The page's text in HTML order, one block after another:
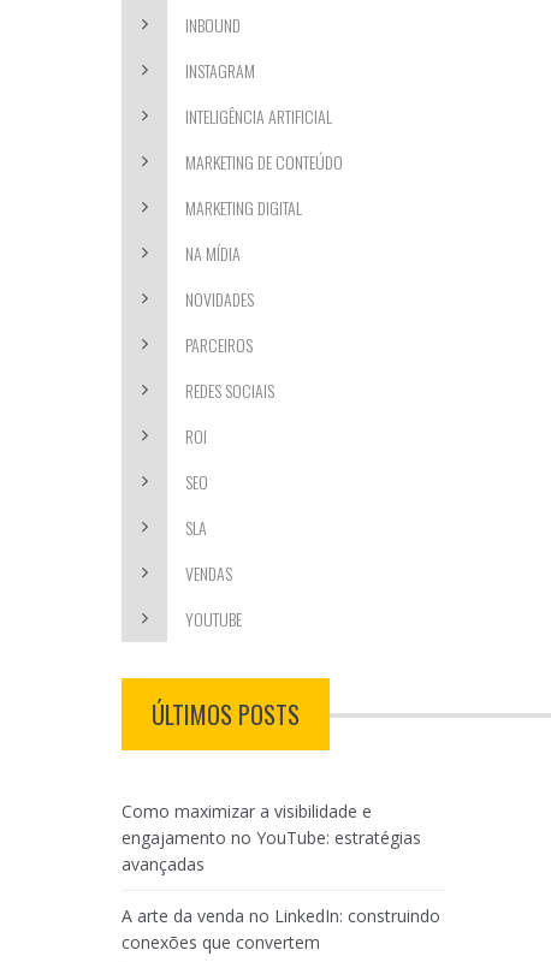
INBOUND
INSTAGRAM
INTELIGÊNCIA ARTIFICIAL
MARKETING DE CONTEÚDO
MARKETING DIGITAL
NA MÍDIA
NOVIDADES
PARCEIROS
REDES SOCIAIS
ROI
SEO
SLA
VENDAS
YOUTUBE
ÚLTIMOS POSTS
Como maximizar a visibilidade e
engajamento no YouTube: estratégias
avançadas
A arte da venda no LinkedIn: construindo
conexões que convertem